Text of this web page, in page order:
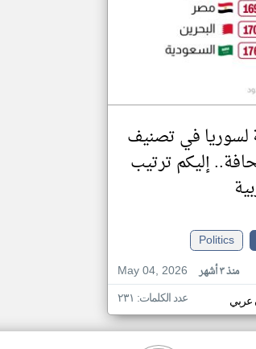
لسوريا في تصنيف
إليكم ترتيب
Politics
May 04, 2026
منذ ٣ أشهر
عربي عدد الكلمات: ٢٣١